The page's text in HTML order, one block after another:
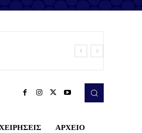
ΑΡΧΕΙΟ